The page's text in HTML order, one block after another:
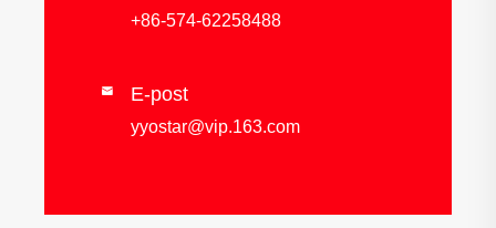
+86-574-62258488
 E-post
yyostar@vip.163.com